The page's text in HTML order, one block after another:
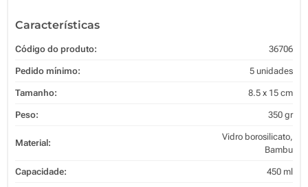
Características
Código do produto: 36706
Pedido mínimo: 5 unidades
Tamanho: 8.5 x 15 cm
Peso: 350 gr
Material:
Vidro borosilicato,
Bambu
Capacidade: 450 ml